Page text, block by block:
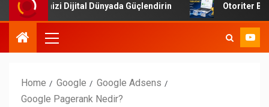
İşletmenizi Dijital Dünyada Güçlendirin Otoriter
Home Google
Google Adsens
Google Pagerank Nedir?